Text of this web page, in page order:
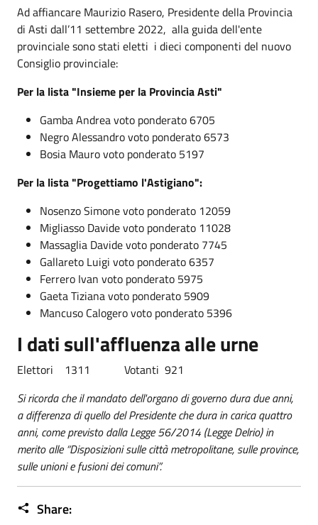
Ad affiancare Maurizio Rasero, Presidente della Provincia
di Asti dall’11 settembre 2022, alla guida dell'ente
provinciale sono stati eletti i dieci componenti del nuovo
Consiglio provinciale:
Per la lista "Insieme per la Provincia Asti"
Gamba Andrea voto ponderato 6705
Negro Alessandro voto ponderato 6573
Bosia Mauro voto ponderato 5197
Per la lista "Progettiamo l'Astigiano":
Nosenzo Simone voto ponderato 12059
Migliasso Davide voto ponderato 11028
Massaglia Davide voto ponderato 7745
Gallareto Luigi voto ponderato 6357
Ferrero Ivan voto ponderato 5975
Gaeta Tiziana voto ponderato 5909
Mancuso Calogero voto ponderato 5396
I dati sull'affluenza alle urne
Elettori 1311 Votanti 921
Si ricorda che il mandato dell'organo di governo dura due anni,
a differenza di quello del Presidente che dura in carica quattro
anni, come previsto dalla Legge 56/2014 (Legge Delrio) in
merito alle “Disposizioni sulle città metropolitane, sulle province,
sulle unioni e fusioni dei comuni”.
Share: